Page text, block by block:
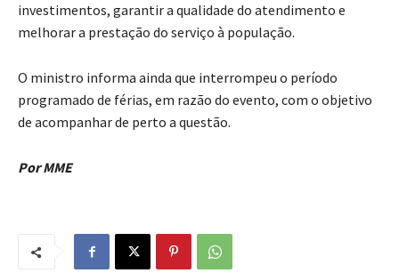
investimentos, garantir a qualidade do atendimento e
melhorar a prestação do serviço à população.
O ministro informa ainda que interrompeu o período
programado de férias, em razão do evento, com o objetivo
de acompanhar de perto a questão.
Por MME